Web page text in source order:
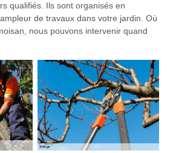
qualifiés. Ils sont organisés en
de travaux dans votre jardin. Où
nous pouvons intervenir quand